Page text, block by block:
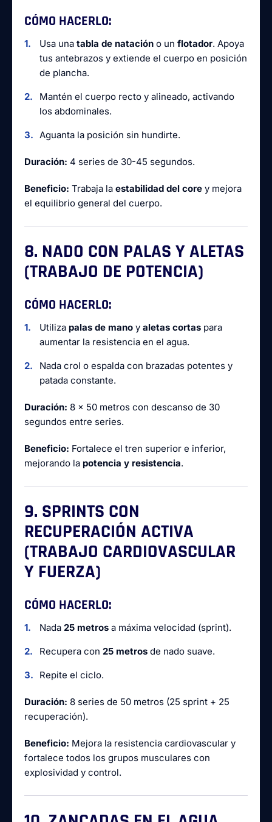
CÓMO HACERLO:
Usa una tabla de natación o un flotador. Apoya
tus antebrazos y extiende el cuerpo en posición
de plancha.
Mantén el cuerpo recto y alineado, activando
los abdominales.
Aguanta la posición sin hundirte.
Duración: 4 series de 30-45 segundos.
Beneficio: Trabaja la estabilidad del core y mejora
el equilibrio general del cuerpo.
8. NADO CON PALAS Y ALETAS
(TRABAJO DE POTENCIA)
CÓMO HACERLO:
Utiliza palas de mano y aletas cortas para
aumentar la resistencia en el agua.
Nada crol o espalda con brazadas potentes y
patada constante.
Duración: 8 x 50 metros con descanso de 30
segundos entre series.
Beneficio: Fortalece el tren superior e inferior,
mejorando la potencia y resistencia.
9. SPRINTS CON
RECUPERACIÓN ACTIVA
(TRABAJO CARDIOVASCULAR
Y FUERZA)
CÓMO HACERLO:
Nada 25 metros a máxima velocidad (sprint).
Recupera con 25 metros de nado suave.
Repite el ciclo.
Duración: 8 series de 50 metros (25 sprint + 25
recuperación).
Beneficio: Mejora la resistencia cardiovascular y
fortalece todos los grupos musculares con
explosividad y control.